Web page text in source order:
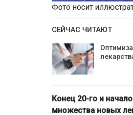
Фото носит
СЕЙЧАС ЧИТАЮТ
Конец 20-го и
множества новых